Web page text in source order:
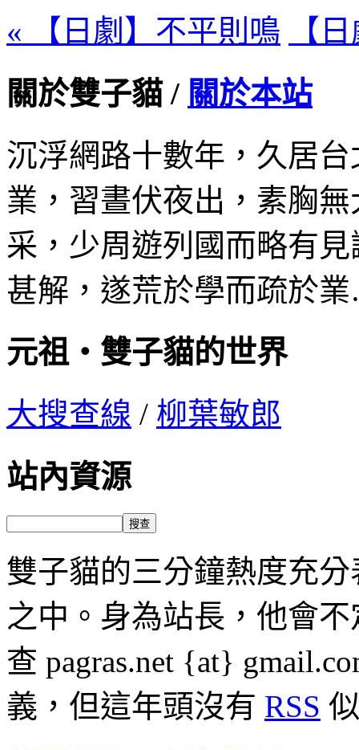
« 【日劇】不平則鳴
【
關於雙子貓 / 關於本站
沉浮網路十數年，久居
業，習晝伏夜出，素胸
采，少周遊列國而略有
甚解，遂荒於學而疏於
元祖‧雙子貓的世界
大搜查線 / 柳葉敏郎
站內資源
雙子貓的三分鐘熱度充
之中。身為站長，他會
查 pagras.net {at}
義，但這年頭沒有 RSS